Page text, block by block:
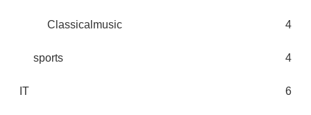
Classicalmusic 4
sports 4
IT 6